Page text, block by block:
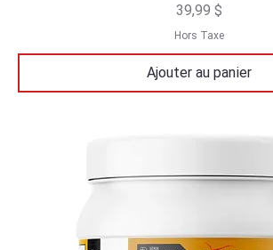
Prix
39,99 $
Hors Taxe
Ajouter au panier